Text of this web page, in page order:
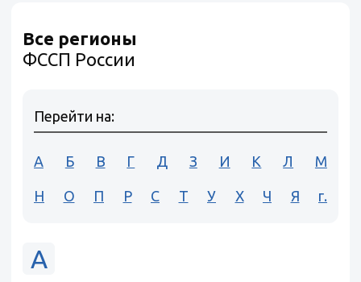
Все регионы
ФССП России
Перейти на:
А Б В Г Д З И К Л М
Н О П Р С Т У Х Ч Я г.
А